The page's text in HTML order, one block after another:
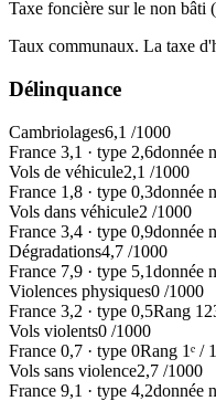
Taxe foncière sur le non bâti
Taux communaux. La taxe
Délinquance
Cambriolages6,1 /1000
France 3,1 · type 2,6donnée
Vols de véhicule2,1 /1000
France 1,8 · type 0,3donnée
Vols dans véhicule2 /1000
France 3,4 · type 0,9donnée
Dégradations4,7 /1000
France 7,9 · type 5,1donnée
Violences physiques0 /1000
France 3,2 · type 0,5Rang
Vols violents0 /1000
France 0,7 · type 0Rang 1ᵉ /
Vols sans violence2,7 /1000
France 9,1 · type 4,2donnée